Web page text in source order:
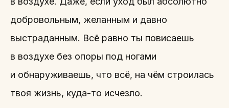
добровольным, желанным и давно
выстраданным. Всё равно ты повисаешь
в воздухе без опоры под ногами
и обнаруживаешь, что всё, на чём строилась
твоя жизнь, куда-то исчезло.